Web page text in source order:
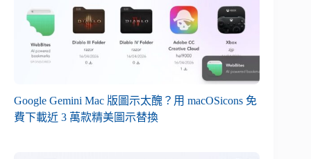
Google Gemini Mac 版圖示太醜？用 macOSicons 免
費下載近 3 萬款精美圖示替換